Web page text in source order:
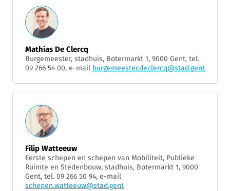
Mathias De Clercq
Burgemeester, stadhuis, Botermarkt 1, 9000 Gent, tel.
09 266 54 00, e-mail burgemeester.declercq@stad.gent
Filip Watteeuw
Eerste schepen en schepen van Mobiliteit, Publieke
Ruimte en Stedenbouw, stadhuis, Botermarkt 1, 9000
Gent, tel. 09 266 50 94, e-mail
schepen.watteeuw@stad.gent